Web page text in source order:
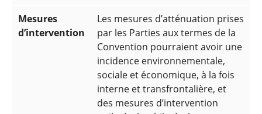
Mesures
d’intervention
Les mesures d’atténuation prises
par les Parties aux termes de la
Convention pourraient avoir une
incidence environnementale,
sociale et économique, à la fois
interne et transfrontalière, et
des mesures d’intervention